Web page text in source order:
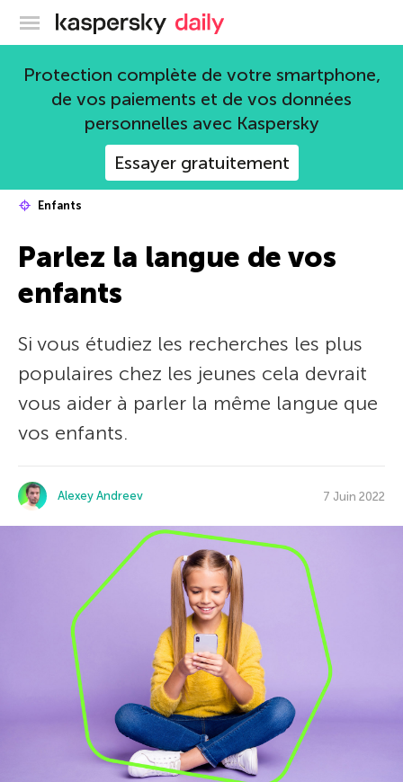
Blog officiel de Kaspersky
Protection complète de votre smartphone,
de vos paiements et de vos données
personnelles avec Kaspersky
Essayer gratuitement
Enfants
Parlez la langue de vos
enfants
Si vous étudiez les recherches les plus
populaires chez les jeunes cela devrait
vous aider à parler la même langue que
vos enfants.
Alexey Andreev 7 Juin 2022